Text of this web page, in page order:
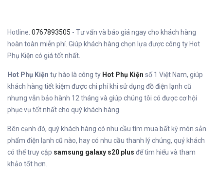
Hotline: 0767893505 - Tư vấn và báo giá ngay cho khách hàng
hoàn toàn miễn phí. Giúp khách hàng chọn lựa được công ty Hot
Phụ Kiện có giá tốt nhất.
Hot Phụ Kiện tự hào là công ty Hot Phụ Kiện số 1 Việt Nam, giúp
khách hàng tiết kiệm được chi phí khi sử dụng đồ điện lạnh cũ
nhưng vẫn bảo hành 12 tháng và giúp chúng tôi có được cơ hội
phục vụ tốt nhất cho quý khách hàng.
Bên cạnh đó, quý khách hàng có nhu cầu tìm mua bất kỳ món sản
phẩm điện lạnh cũ nào, hay có nhu cầu thanh lý chúng, quý khách
có thể truy cập samsung galaxy s20 plus để tìm hiểu và tham
khảo tốt hơn.